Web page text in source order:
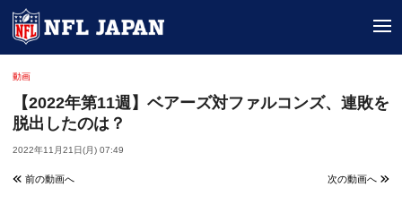
動画
【2022年第11週】ベアーズ対ファルコンズ、連敗を
脱出したのは？
2022年11月21日(月) 07:49
前の動画へ 次の動画へ